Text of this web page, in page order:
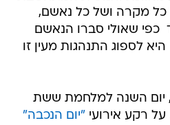
כל מקרה ושל כל נאשם,
 כפי שאולי סברו הנאשם
היא לספוג התנהגות מעין זו
בתאריך ה-05.06.2011, יום השנה למלחמת ששת
על רקע אירועי "יום הנכבה"